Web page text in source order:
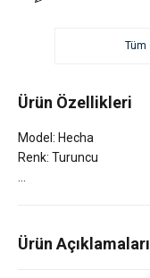
Tüm
Ürün Özellikleri
Model: Hecha
Renk: Turuncu
Ürün Açıklamaları